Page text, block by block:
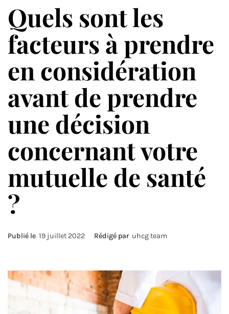
Quels sont les
facteurs à prendre
en considération
avant de prendre
une décision
concernant votre
mutuelle de santé
?
Publié le 19 juillet 2022 Rédigé par uhcg team